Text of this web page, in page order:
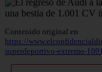
Contenido original en
https://
superdeportivo-extremo-